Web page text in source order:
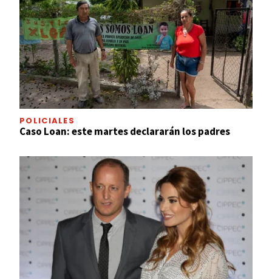
POLICIALES
Caso Loan: este martes declararán los padres